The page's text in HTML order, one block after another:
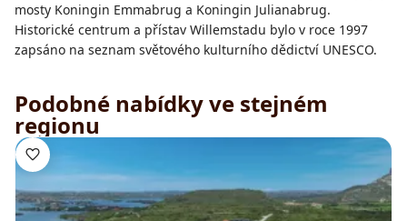
mosty Koningin Emmabrug a Koningin Julianabrug.
Historické centrum a přístav Willemstadu bylo v roce 1997
zapsáno na seznam světového kulturního dědictví UNESCO.
Podobné nabídky ve stejném
regionu